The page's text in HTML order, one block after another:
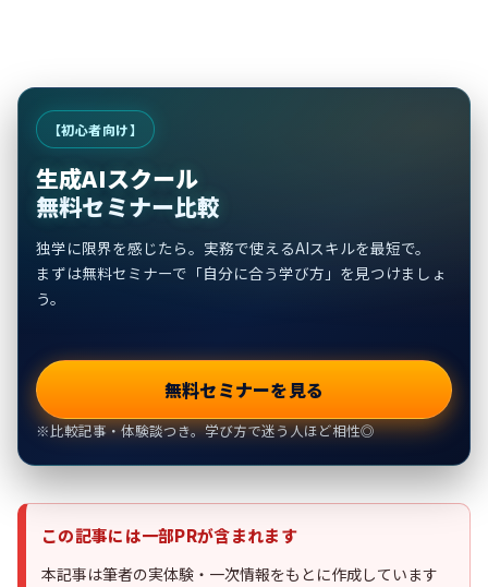
【初心者向け】
生成AIスクール
無料セミナー比較
独学に限界を感じたら。実務で使えるAIスキルを最短で。
まずは無料セミナーで「自分に合う学び方」を見つけましょ
う。
無料セミナーを見る
※比較記事・体験談つき。学び方で迷う人ほど相性◎
この記事には一部PRが含まれます
本記事は筆者の実体験・一次情報をもとに作成しています